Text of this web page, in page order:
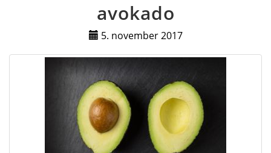
avokado
5. november 2017